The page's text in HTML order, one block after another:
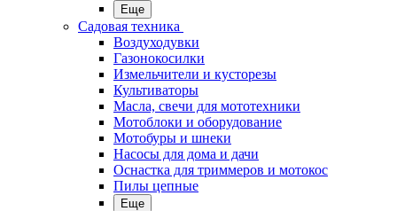
Еще
Садовая техника
Воздуходувки
Газонокосилки
Измельчители и кусторезы
Культиваторы
Масла, свечи для мототехники
Мотоблоки и оборудование
Мотобуры и шнеки
Насосы для дома и дачи
Оснастка для триммеров и мотокос
Пилы цепные
Еще